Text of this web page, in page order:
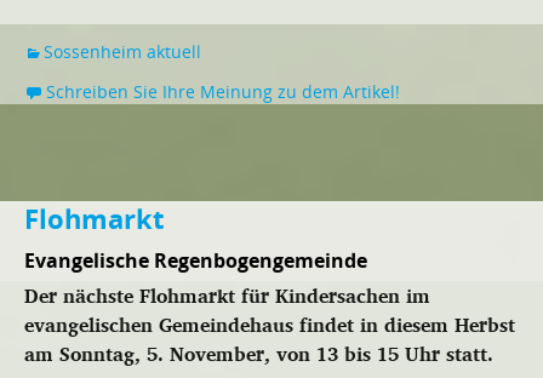
Sossenheim aktuell
Schreiben Sie Ihre Meinung zu dem Artikel!
Flohmarkt
Evangelische Regenbogengemeinde
Der nächste Flohmarkt für Kindersachen im
evangelischen Gemeindehaus findet in diesem Herbst
am Sonntag, 5. November, von 13 bis 15 Uhr statt.